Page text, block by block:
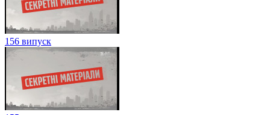
156 випуск